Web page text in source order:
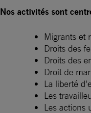
Nos activités sont
Migrants et
Droits des
Droits des
Droit de
La liberté
Les
Les actions